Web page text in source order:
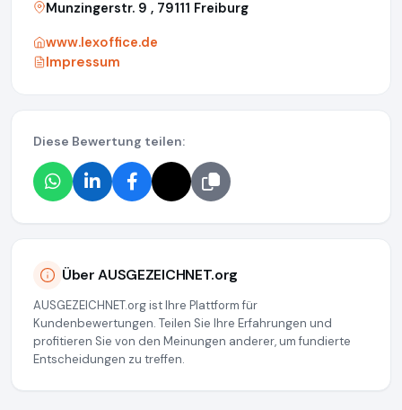
Munzingerstr. 9 , 79111 Freiburg
www.lexoffice.de
Impressum
Diese Bewertung teilen:
Über AUSGEZEICHNET.org
AUSGEZEICHNET.org ist Ihre Plattform für
Kundenbewertungen. Teilen Sie Ihre Erfahrungen und
profitieren Sie von den Meinungen anderer, um fundierte
Entscheidungen zu treffen.